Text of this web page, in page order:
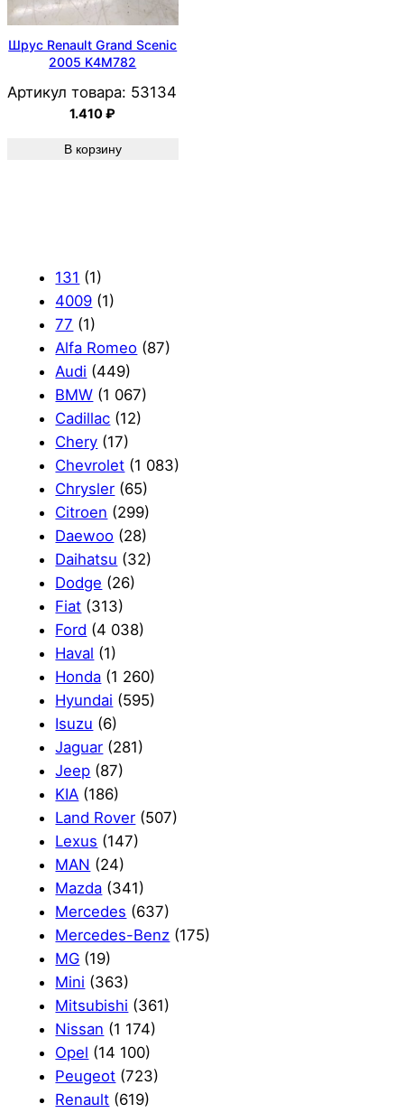
Шрус Renault Grand Scenic
2005 K4M782
Артикул товара: 53134
1.410₽
В корзину
131 (1)
4009 (1)
77 (1)
Alfa Romeo (87)
Audi (449)
BMW (1 067)
Cadillac (12)
Chery (17)
Chevrolet (1 083)
Chrysler (65)
Citroen (299)
Daewoo (28)
Daihatsu (32)
Dodge (26)
Fiat (313)
Ford (4 038)
Haval (1)
Honda (1 260)
Hyundai (595)
Isuzu (6)
Jaguar (281)
Jeep (87)
KIA (186)
Land Rover (507)
Lexus (147)
MAN (24)
Mazda (341)
Mercedes (637)
Mercedes-Benz (175)
MG (19)
Mini (363)
Mitsubishi (361)
Nissan (1 174)
Opel (14 100)
Peugeot (723)
Renault (619)